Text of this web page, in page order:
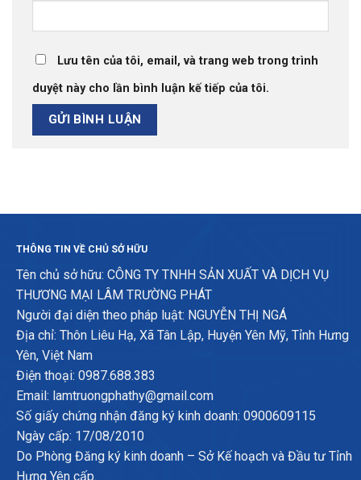
Lưu tên của tôi, email, và trang web trong trình
duyệt này cho lần bình luận kế tiếp của tôi.
THÔNG TIN VỀ CHỦ SỞ HỮU
Tên chủ sở hữu: CÔNG TY TNHH SẢN XUẤT VÀ DỊCH VỤ
THƯƠNG MẠI LÂM TRƯỜNG PHÁT
Người đại diện theo pháp luật: NGUYỄN THỊ NGÁ
Địa chỉ: Thôn Liêu Hạ, Xã Tân Lập, Huyện Yên Mỹ, Tỉnh Hưng
Yên, Việt Nam
Điện thoại: 0987.688.383
Email: lamtruongphathy@gmail.com
Số giấy chứng nhận đăng ký kinh doanh: 0900609115
Ngày cấp: 17/08/2010
Do Phòng Đăng ký kinh doanh – Sở Kế hoạch và Đầu tư Tỉnh
Hưng Yên cấp.